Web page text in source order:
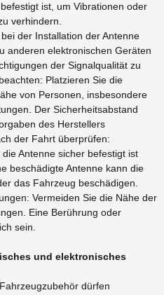
ist, um Vibrationen oder
verhindern.
der Installation der Antenne
anderen elektronischen Geräten
der Signalqualität zu
Platzieren Sie die
von Personen, insbesondere
Der Sicherheitsabstand
des Herstellers
der Fahrt überprüfen:
Antenne sicher befestigt ist
beschädigte Antenne kann die
das Fahrzeug beschädigen.
Vermeiden Sie die Nähe der
Eine Berührung oder
sein.
und elektronisches
dürfen